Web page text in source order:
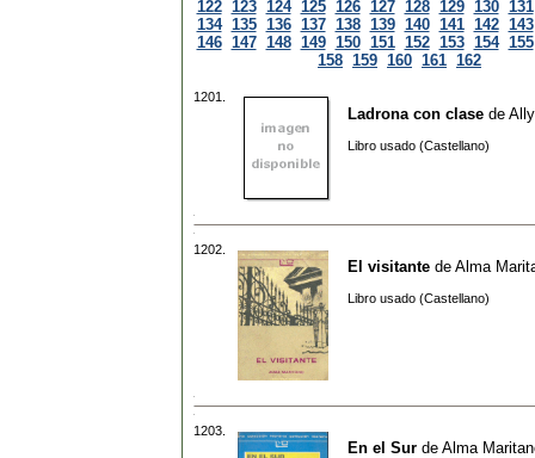
122 123 124 125 126 127 128 129 130 131
134 135 136 137 138 139 140 141 142 143
146 147 148 149 150 151 152 153 154 155
158 159 160 161 162
1201.
Ladrona con clase de
Libro usado (Castellano)
1202.
El visitante de Alma
Libro usado (Castellano)
1203.
En el Sur de Alma